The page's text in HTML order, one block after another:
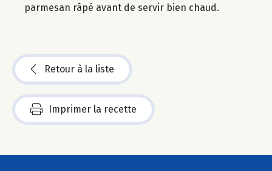
parmesan râpé avant de servir bien chaud.
Retour à la liste
Imprimer la recette